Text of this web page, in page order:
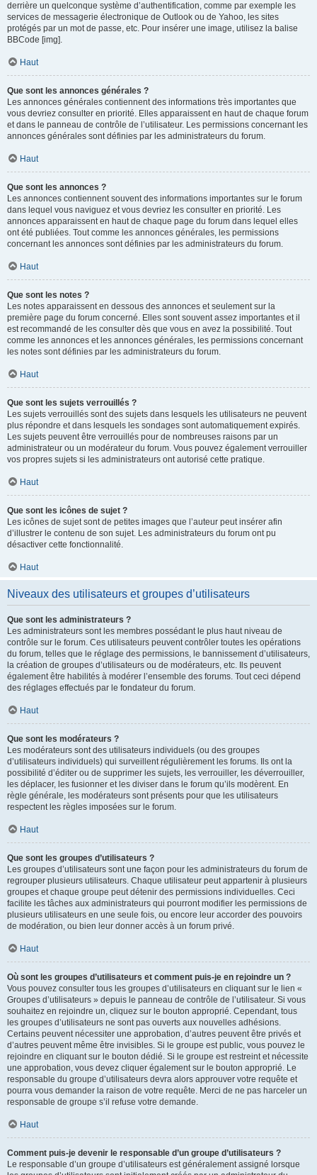
derrière un quelconque système d’authentification, comme par exemple les
services de messagerie électronique de Outlook ou de Yahoo, les sites
protégés par un mot de passe, etc. Pour insérer une image, utilisez la balise
BBCode [img].
Haut
Que sont les annonces générales ?
Les annonces générales contiennent des informations très importantes que
vous devriez consulter en priorité. Elles apparaissent en haut de chaque forum
et dans le panneau de contrôle de l’utilisateur. Les permissions concernant les
annonces générales sont définies par les administrateurs du forum.
Haut
Que sont les annonces ?
Les annonces contiennent souvent des informations importantes sur le forum
dans lequel vous naviguez et vous devriez les consulter en priorité. Les
annonces apparaissent en haut de chaque page du forum dans lequel elles
ont été publiées. Tout comme les annonces générales, les permissions
concernant les annonces sont définies par les administrateurs du forum.
Haut
Que sont les notes ?
Les notes apparaissent en dessous des annonces et seulement sur la
première page du forum concerné. Elles sont souvent assez importantes et il
est recommandé de les consulter dès que vous en avez la possibilité. Tout
comme les annonces et les annonces générales, les permissions concernant
les notes sont définies par les administrateurs du forum.
Haut
Que sont les sujets verrouillés ?
Les sujets verrouillés sont des sujets dans lesquels les utilisateurs ne peuvent
plus répondre et dans lesquels les sondages sont automatiquement expirés.
Les sujets peuvent être verrouillés pour de nombreuses raisons par un
administrateur ou un modérateur du forum. Vous pouvez également verrouiller
vos propres sujets si les administrateurs ont autorisé cette pratique.
Haut
Que sont les icônes de sujet ?
Les icônes de sujet sont de petites images que l’auteur peut insérer afin
d’illustrer le contenu de son sujet. Les administrateurs du forum ont pu
désactiver cette fonctionnalité.
Haut
Niveaux des utilisateurs et groupes d’utilisateurs
Que sont les administrateurs ?
Les administrateurs sont les membres possédant le plus haut niveau de
contrôle sur le forum. Ces utilisateurs peuvent contrôler toutes les opérations
du forum, telles que le réglage des permissions, le bannissement d’utilisateurs,
la création de groupes d’utilisateurs ou de modérateurs, etc. Ils peuvent
également être habilités à modérer l’ensemble des forums. Tout ceci dépend
des réglages effectués par le fondateur du forum.
Haut
Que sont les modérateurs ?
Les modérateurs sont des utilisateurs individuels (ou des groupes
d’utilisateurs individuels) qui surveillent régulièrement les forums. Ils ont la
possibilité d’éditer ou de supprimer les sujets, les verrouiller, les déverrouiller,
les déplacer, les fusionner et les diviser dans le forum qu’ils modèrent. En
règle générale, les modérateurs sont présents pour que les utilisateurs
respectent les règles imposées sur le forum.
Haut
Que sont les groupes d’utilisateurs ?
Les groupes d’utilisateurs sont une façon pour les administrateurs du forum de
regrouper plusieurs utilisateurs. Chaque utilisateur peut appartenir à plusieurs
groupes et chaque groupe peut détenir des permissions individuelles. Ceci
facilite les tâches aux administrateurs qui pourront modifier les permissions de
plusieurs utilisateurs en une seule fois, ou encore leur accorder des pouvoirs
de modération, ou bien leur donner accès à un forum privé.
Haut
Où sont les groupes d’utilisateurs et comment puis-je en rejoindre un ?
Vous pouvez consulter tous les groupes d’utilisateurs en cliquant sur le lien «
Groupes d’utilisateurs » depuis le panneau de contrôle de l’utilisateur. Si vous
souhaitez en rejoindre un, cliquez sur le bouton approprié. Cependant, tous
les groupes d’utilisateurs ne sont pas ouverts aux nouvelles adhésions.
Certains peuvent nécessiter une approbation, d’autres peuvent être privés et
d’autres peuvent même être invisibles. Si le groupe est public, vous pouvez le
rejoindre en cliquant sur le bouton dédié. Si le groupe est restreint et nécessite
une approbation, vous devez cliquer également sur le bouton approprié. Le
responsable du groupe d’utilisateurs devra alors approuver votre requête et
pourra vous demander la raison de votre requête. Merci de ne pas harceler un
responsable de groupe s’il refuse votre demande.
Haut
Comment puis-je devenir le responsable d’un groupe d’utilisateurs ?
Le responsable d’un groupe d’utilisateurs est généralement assigné lorsque